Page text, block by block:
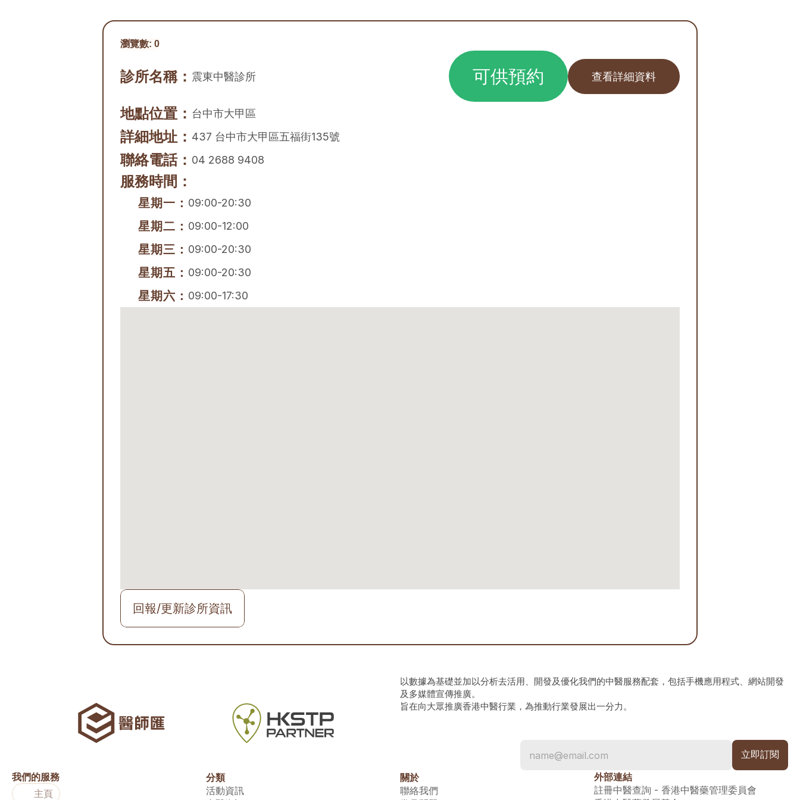
瀏覽數: 0
診所名稱： 震東中醫診所 可供預約 查看詳細資料
地點位置： 台中市大甲區
詳細地址： 437 台中市大甲區五福街135號
聯絡電話： 04 2688 9408
服務時間：
星期一： 09:00-20:30
星期二： 09:00-12:00
星期三： 09:00-20:30
星期五： 09:00-20:30
星期六： 09:00-17:30
回報/更新診所資訊
以數據為基礎並加以分析去活用、開發及優化我們的中醫服務配套，包括手機應用程式、網站開發
及多媒體宣傳推廣。
旨在向大眾推廣香港中醫行業，為推動行業發展出一分力。
我們的服務
主頁
分類
活動資訊
關於
聯絡我們
外部連結
註冊中醫查詢 - 香港中醫藥管理委員會